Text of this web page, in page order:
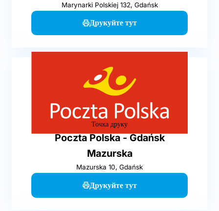
Marynarki Polskiej 132, Gdańsk
Друкуйте тут
Точка друку
Poczta Polska - Gdańsk
Mazurska
Mazurska 10, Gdańsk
Друкуйте тут